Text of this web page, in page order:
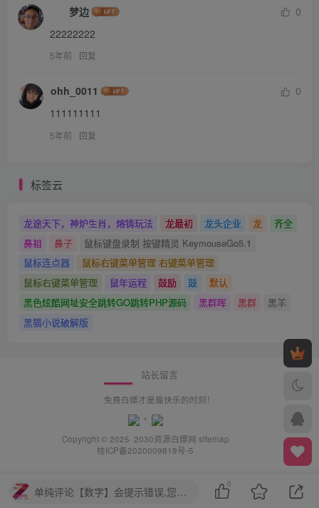
ㅤㅤ梦边
0
22222222
5年前 回复
ohh_0011
0
111111111
5年前 回复
标签云
龙途天下，神炉生肖，熔铸玩法 龙最初 龙头企业 龙
齐全
鼻祖
鼻子
鼠标键盘录制 按键精灵 KeymouseGo5.1
鼠标连点器
鼠标右键菜单管理 右键菜单管理
鼠标右键菜单管理
鼠年运程 鼓励 鼓
默认
黑色炫酷网址安全跳转GO跳转PHP源码
黑群晖 黑群
黑羊
黑猫小说破解版
站长留言
免费白嫖才是最快乐的时刻！
Copyright © 2025· 2030资源白嫖网 sitemap
桂ICP备2020009819号-5
单纯评论【数字】会提示错误,您需要评论【中文+数字】或【中文】
0